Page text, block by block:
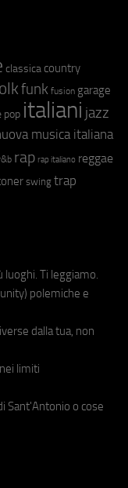
classica country
funk fusion garage
pop italiani jazz
musica italiana
rap rap italiano reggae
swing trap
luoghi. Ti leggiamo.
polemiche e
dalla tua, non
limiti
Sant'Antonio o cose